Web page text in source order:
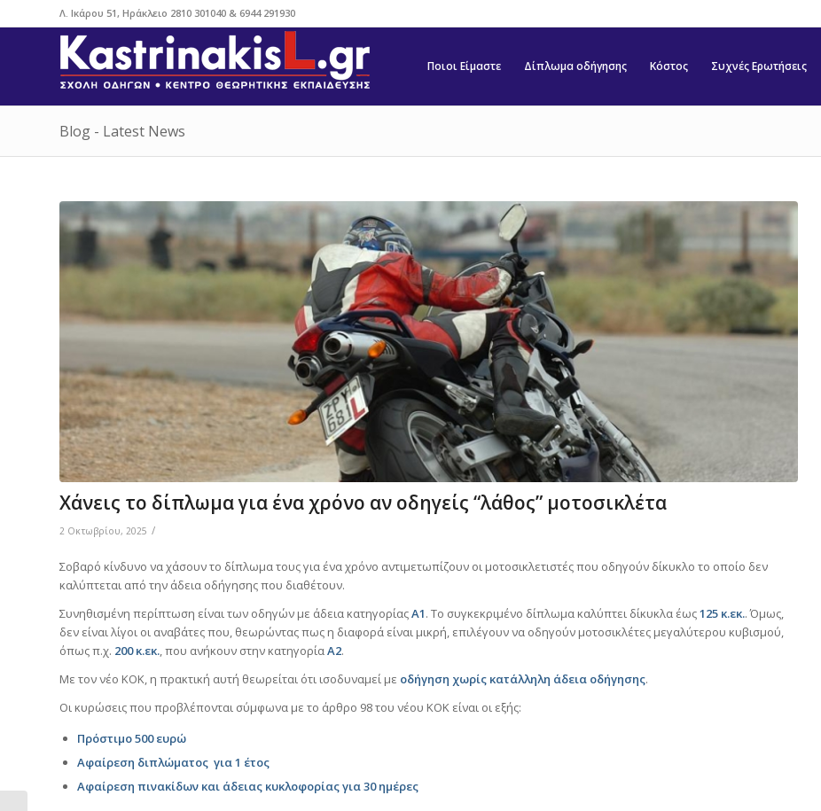
Λ. Ικάρου 51, Ηράκλειο 2810 301040 & 6944 291930
Ποιοι Είμαστε Δίπλωμα οδήγησης Κόστος Συχνές Ερωτήσεις
Blog - Latest News
Χάνεις το δίπλωμα για ένα χρόνο αν οδηγείς “λάθος” μοτοσικλέτα
2 Οκτωβρίου, 2025 /
Σοβαρό κίνδυνο να χάσουν το δίπλωμα τους για ένα χρόνο αντιμετωπίζουν οι μοτοσικλετιστές που οδηγούν δίκυκλο το οποίο δεν
καλύπτεται από την άδεια οδήγησης που διαθέτουν.
Συνηθισμένη περίπτωση είναι των οδηγών με άδεια κατηγορίαςΑ1. Το συγκεκριμένο δίπλωμα καλύπτει δίκυκλα έως125 κ.εκ.. Όμως,
δεν είναι λίγοι οι αναβάτες που, θεωρώντας πως η διαφορά είναι μικρή, επιλέγουν να οδηγούν μοτοσικλέτες μεγαλύτερου κυβισμού,
όπως π.χ. 200 κ.εκ., που ανήκουν στην κατηγορίαΑ2.
Με τον νέο ΚΟΚ, η πρακτική αυτή θεωρείται ότι ισοδυναμεί με οδήγηση χωρίς κατάλληλη άδεια οδήγησης.
Οι κυρώσεις που προβλέπονται σύμφωνα με το άρθρο 98 του νέου ΚΟΚ είναι οι εξής:
Πρόστιμο 500 ευρώ
Αφαίρεση διπλώματος για 1 έτος
Αφαίρεση πινακίδων και άδειας κυκλοφορίας για 30 ημέρες